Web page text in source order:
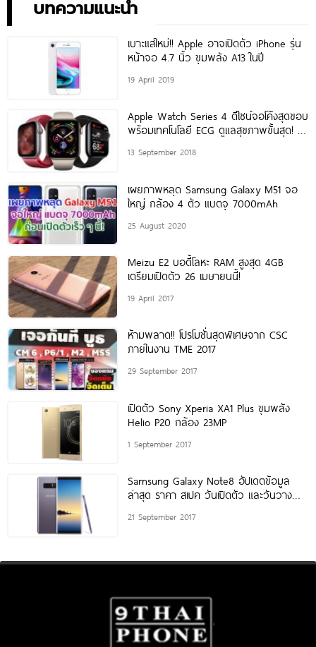
บทความแนะนำ
เบาะแสใหม่!! Apple อาจเปิดตัว iPhone รุ่น
หน้าจอ 4.7 นิ้ว ขุมพลัง A13 ในปี
19 April 2019
Apple Watch Series 4 ดีไซน์จอโค้งสุดขอบ
พร้อมเทคโนโลยี ECG ดูแลสุขภาพขั้นสุด! มี
13 September 2018
เผยภาพหลุด Samsung Galaxy M51 จอ
ใหญ่ กล้อง 4 ตัว แบตจุ 7000mAh
25 August 2020
Meizu E2 บอดี้โลหะ RAM สูงสุด 4GB
เตรียมเปิดตัว 26 เมษายนนี้!
19 April 2017
ห้ามพลาด!! โปรโมชั่นสุดพิเศษจาก CSC
ภายในงาน TME 2017
29 September 2017
เปิดตัว Sony Xperia XA1 Plus ขุมพลัง
Helio P20 กล้อง 23MP
1 September 2017
Samsung Galaxy Note8 อัปเดตข้อมูล
ล่าสุด ราคา สเปค วันเปิดตัว และวันวาง
21 September 2017